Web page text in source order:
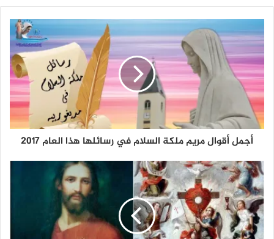
أجمل أقوال مريم ملكة السلام في رسائلها هذا العام 2017